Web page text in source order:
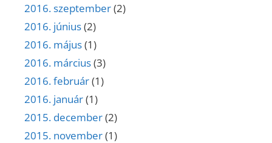
2016. szeptember(2)
2016. június(2)
2016. május(1)
2016. március(3)
2016. február(1)
2016. január(1)
2015. december(2)
2015. november(1)